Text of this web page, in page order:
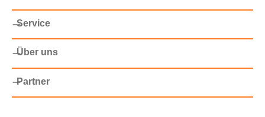
Service
Über uns
Partner